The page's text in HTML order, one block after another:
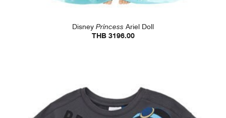
DisneyPrincess Ariel Doll
THB 3196.00